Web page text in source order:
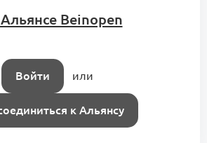
Beinopen
Войти или
к Альянсу